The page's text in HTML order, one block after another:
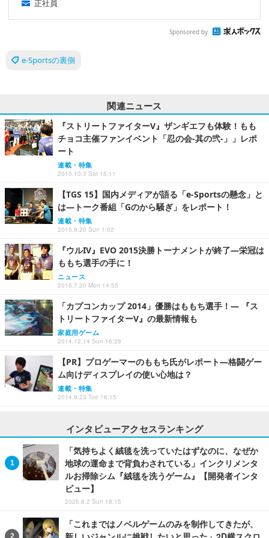
正社員
Sponsored by
e-Sportsの裏側
関連ニュース
『ストリートファイターV』ザンギエフも体験！もも
チョコ主催ファンイベント「忍の会-其の弐-」」レポ
ート
連載・特集
2015.10.3 Sat 15:11
【TGS 15】国内メディアが語る「e-Sportsの懸念」と
は―トーク番組「Gのから騒ぎ」をレポート！
連載・特集
2015.9.20 Sun 1:02
『ウルIV』EVO 2015決勝トーナメントが終了―栄冠は
ももち選手の手に！
ニュース
2015.7.20 Mon 14:55
「カプコンカップ 2014」優勝はももち選手！― 『ス
トリートファイターV』の最新情報も
家庭用ゲーム
2014.12.14 Sun 16:28
【PR】プロゲーマーのももち氏がレポート―格闘ゲー
ム向けディスプレイの使い心地は？
連載・特集
2014.9.23 Tue 16:15
インタビューアクセスランキング
「気持ちよく絨毯を洗っていたはずなのに、なぜか
地球の運命まで背負わされている」インクリメンタ
ルお掃除シム『絨毯を洗うゲーム』【開発者インタ
ビュー】
2026.8.2 Sun 18:15
「これまではノベルゲームのみを制作してきたが、